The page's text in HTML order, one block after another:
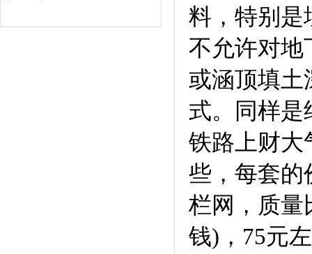
料，特别是
不允许对地
或涵顶填土
式。同样是
铁路上财大
些，每套的
栏网，质量
钱)，75元